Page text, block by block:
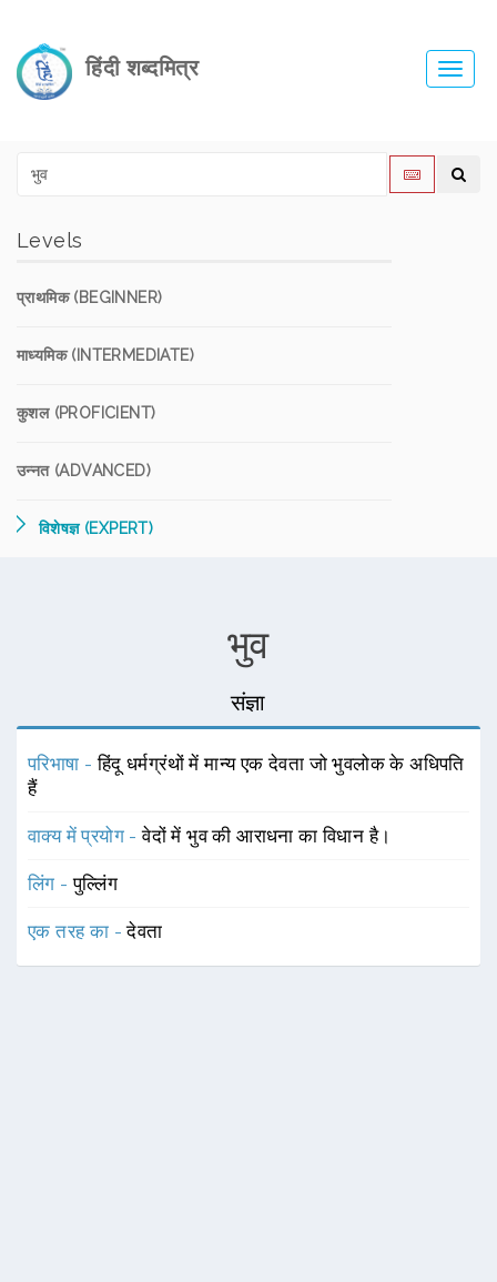
हिंदी शब्दमित्र
Levels
प्राथमिक (BEGINNER)
माध्यमिक (INTERMEDIATE)
कुशल (PROFICIENT)
उन्नत (ADVANCED)
विशेषज्ञ (EXPERT)
भुव
संज्ञा
परिभाषा -हिंदू धर्मग्रंथों में मान्य एक देवता जो भुवलोक के अधिपति
हैं
वाक्य में प्रयोग -वेदों में भुव की आराधना का विधान है।
लिंग -पुल्लिंग
एक तरह का -देवता